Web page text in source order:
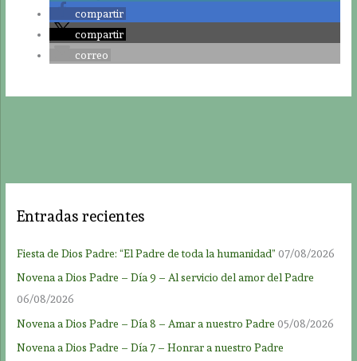
compartir
compartir
correo
Entradas recientes
Fiesta de Dios Padre: “El Padre de toda la humanidad” 07/08/2026
Novena a Dios Padre – Día 9 – Al servicio del amor del Padre
06/08/2026
Novena a Dios Padre – Día 8 – Amar a nuestro Padre 05/08/2026
Novena a Dios Padre – Día 7 – Honrar a nuestro Padre